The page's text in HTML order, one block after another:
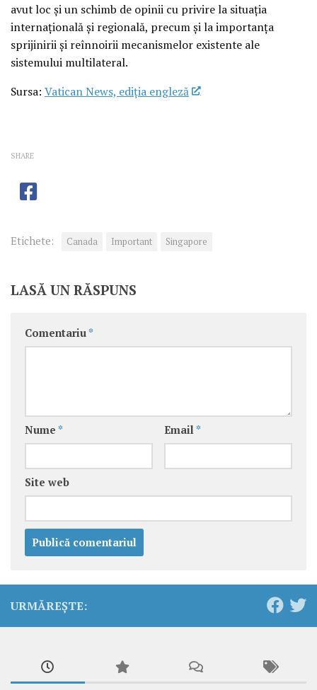
avut loc și un schimb de opinii cu privire la situația
internațională și regională, precum și la importanța
sprijinirii și reînnoirii mecanismelor existente ale
sistemului multilateral.
Sursa: Vatican News, ediția engleză
SHARE
Etichete: Canada Important Singapore
LASĂ UN RĂSPUNS
Comentariu *
Nume * Email *
Site web
URMĂREȘTE: